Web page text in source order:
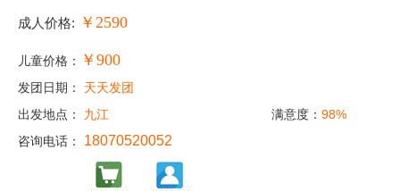
成人价格: ￥2590
儿童价格： ￥900
发团日期： 天天发团
出发地点： 九江 满意度： 98%
咨询电话： 18070520052